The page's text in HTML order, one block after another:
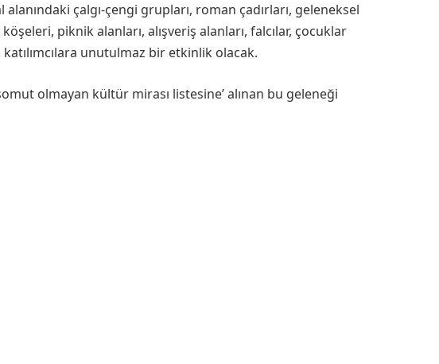
çalgı-çengi grupları, roman çadırları, geleneksel
piknik alanları, alışveriş alanları, falcılar, çocuklar
unutulmaz bir etkinlik olacak.
olmayan kültür mirası listesine’ alınan bu geleneği